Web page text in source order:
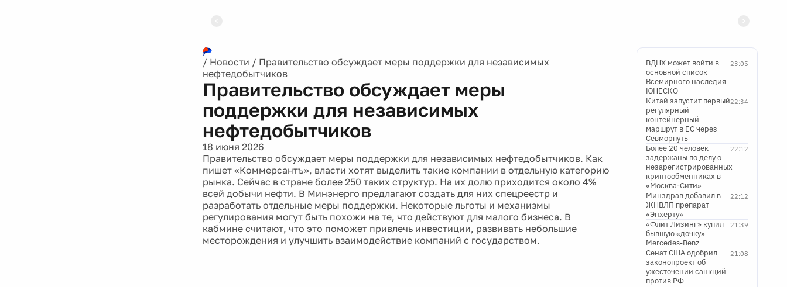
/ Новости / Правительство обсуждает меры поддержки для независимых
нефтедобытчиков
Правительство обсуждает меры
поддержки для независимых
нефтедобытчиков
18 июня 2026
Правительство обсуждает меры поддержки для независимых нефтедобытчиков. Как
пишет «Коммерсантъ», власти хотят выделить такие компании в отдельную категорию
рынка. Сейчас в стране более 250 таких структур. На их долю приходится около 4%
всей добычи нефти. В Минэнерго предлагают создать для них спецреестр и
разработать отдельные меры поддержки. Некоторые льготы и механизмы
регулирования могут быть похожи на те, что действуют для малого бизнеса. В
кабмине считают, что это поможет привлечь инвестиции, развивать небольшие
месторождения и улучшить взаимодействие компаний с государством.
23:05
ВДНХ может войти в
основной список
Всемирного наследия
ЮНЕСКО
22:34
Китай запустит первый
регулярный
контейнерный
маршрут в ЕС через
Севморпуть
22:12
Более 20 человек
задержаны по делу о
незарегистрированных
криптообменниках в
«Москва-Сити»
22:12
Минздрав добавил в
ЖНВЛП препарат
«Энхерту»
21:39
«Флит Лизинг» купил
бывшую «дочку»
Mercedes-Benz
21:08
Сенат США одобрил
законопроект об
ужесточении санкций
против РФ